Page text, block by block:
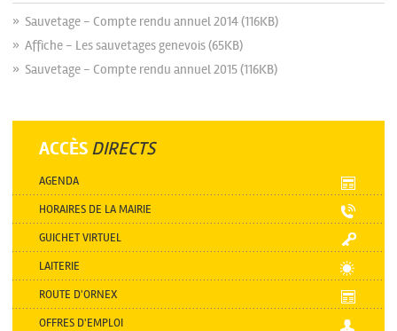
» Sauvetage - Compte rendu annuel 2014 (116KB)
» Affiche - Les sauvetages genevois (65KB)
» Sauvetage - Compte rendu annuel 2015 (116KB)
ACCÈS DIRECTS
AGENDA
HORAIRES DE LA MAIRIE
GUICHET VIRTUEL
LAITERIE
ROUTE D'ORNEX
OFFRES D'EMPLOI